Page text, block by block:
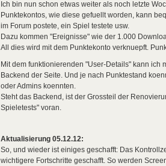
Ich bin nun schon etwas weiter als noch letzte
Punktekontos, wie diese gefuellt worden, kann
im Forum postete, ein Spiel testete usw.
Dazu kommen "Ereignisse" wie der 1.000
All dies wird mit dem Punktekonto verknuepft.
Mit dem funktionierenden "User-Details" kann ich
Backend der Seite. Und je nach Punktestand
oder Admins koennten.
Steht das Backend, ist der Grossteil der
Spieletests" voran.
Aktualisierung 05.12.12:
So, und wieder ist einiges geschafft: Das
wichtigere Fortschritte geschafft. So werden